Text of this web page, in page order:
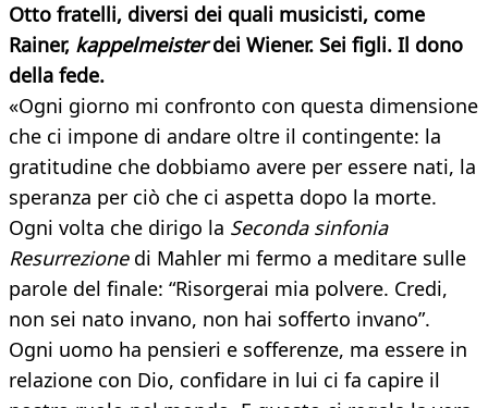
Otto fratelli, diversi dei quali musicisti, come
Rainer, kappelmeister dei Wiener. Sei figli. Il dono
della fede.
«Ogni giorno mi confronto con questa dimensione
che ci impone di andare oltre il contingente: la
gratitudine che dobbiamo avere per essere nati, la
speranza per ciò che ci aspetta dopo la morte.
Ogni volta che dirigo la Seconda sinfonia
Resurrezionedi Mahler mi fermo a meditare sulle
parole del finale: “Risorgerai mia polvere. Credi,
non sei nato invano, non hai sofferto invano”.
Ogni uomo ha pensieri e sofferenze, ma essere in
relazione con Dio, confidare in lui ci fa capire il